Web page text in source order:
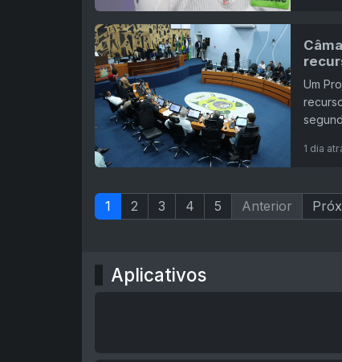
Um
1 dia
1 2 3 4 5 Anterior
Aplicativos